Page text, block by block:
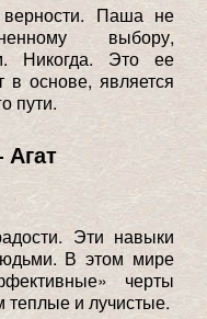
Паша не
выбору,
Никогда. Это ее
в основе, является
пути.
Эти навыки
В этом мире
черты
теплые и лучистые.